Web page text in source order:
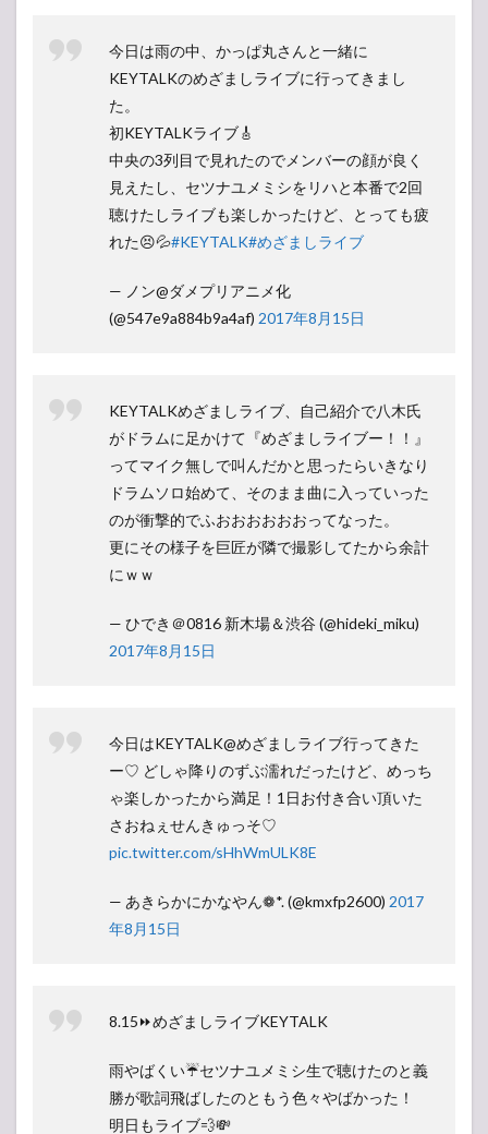
今日は雨の中、かっぱ丸さんと一緒に
KEYTALKのめざましライブに行ってきまし
た。
初KEYTALKライブ🎸
中央の3列目で見れたのでメンバーの顔が良く
見えたし、セツナユメミシをリハと本番で2回
聴けたしライブも楽しかったけど、とっても疲
れた😣💦#KEYTALK#めざましライブ
— ノン@ダメプリアニメ化
(@547e9a884b9a4af) 2017年8月15日
KEYTALKめざましライブ、自己紹介で八木氏
がドラムに足かけて『めざましライブー！！』
ってマイク無しで叫んだかと思ったらいきなり
ドラムソロ始めて、そのまま曲に入っていった
のが衝撃的でふおおおおおおってなった。
更にその様子を巨匠が隣で撮影してたから余計
にｗｗ
— ひでき＠0816 新木場＆渋谷 (@hideki_miku)
2017年8月15日
今日はKEYTALK@めざましライブ行ってきた
ー♡ どしゃ降りのずぶ濡れだったけど、めっち
ゃ楽しかったから満足！1日お付き合い頂いた
さおねぇせんきゅっそ♡
pic.twitter.com/sHhWmULK8E
— あきらかにかなやん❁*. (@kmxfp2600) 2017
年8月15日
8.15⏩めざましライブKEYTALK
雨やばくい☔️セツナユメミシ生で聴けたのと義
勝が歌詞飛ばしたのともう色々やばかった！
明日もライブ💨💸